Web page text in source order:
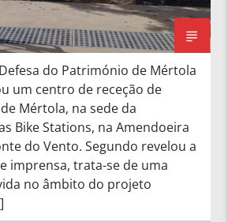
do Património de Mértola
um centro de receção de
Mértola, na sede da
Bike Stations, na Amendoeira
do Vento. Segundo revelou a
imprensa, trata-se de uma
no âmbito do projeto